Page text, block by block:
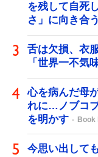
を残して自死
さ」に向き合
舌は欠損、衣
「世界一不気
心を病んだ母
れに…ノブコ
を明かす
Book
今思い出して